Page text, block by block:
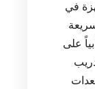
في
على